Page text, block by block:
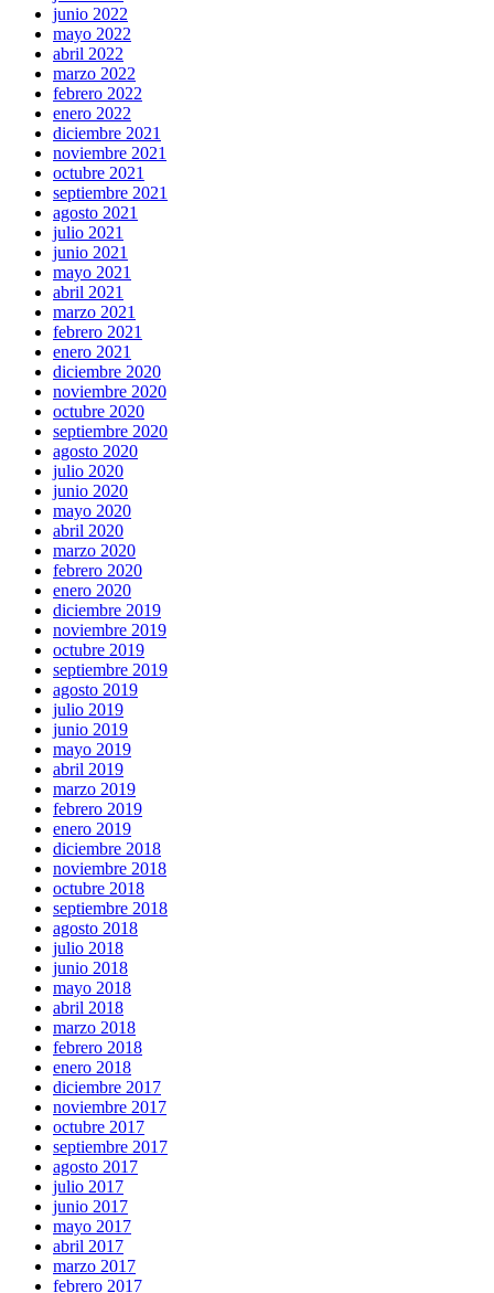
junio 2022
mayo 2022
abril 2022
marzo 2022
febrero 2022
enero 2022
diciembre 2021
noviembre 2021
octubre 2021
septiembre 2021
agosto 2021
julio 2021
junio 2021
mayo 2021
abril 2021
marzo 2021
febrero 2021
enero 2021
diciembre 2020
noviembre 2020
octubre 2020
septiembre 2020
agosto 2020
julio 2020
junio 2020
mayo 2020
abril 2020
marzo 2020
febrero 2020
enero 2020
diciembre 2019
noviembre 2019
octubre 2019
septiembre 2019
agosto 2019
julio 2019
junio 2019
mayo 2019
abril 2019
marzo 2019
febrero 2019
enero 2019
diciembre 2018
noviembre 2018
octubre 2018
septiembre 2018
agosto 2018
julio 2018
junio 2018
mayo 2018
abril 2018
marzo 2018
febrero 2018
enero 2018
diciembre 2017
noviembre 2017
octubre 2017
septiembre 2017
agosto 2017
julio 2017
junio 2017
mayo 2017
abril 2017
marzo 2017
febrero 2017